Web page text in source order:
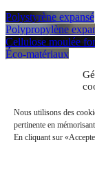
Nous utilisons des
pertinente en
En cliquant sur
Polystyrène expansé
Polypropylène
Cellulose moulée
Éco-matériaux
Découvrir SIPA,
polystyrène
En savoir plus
Faites nous part de